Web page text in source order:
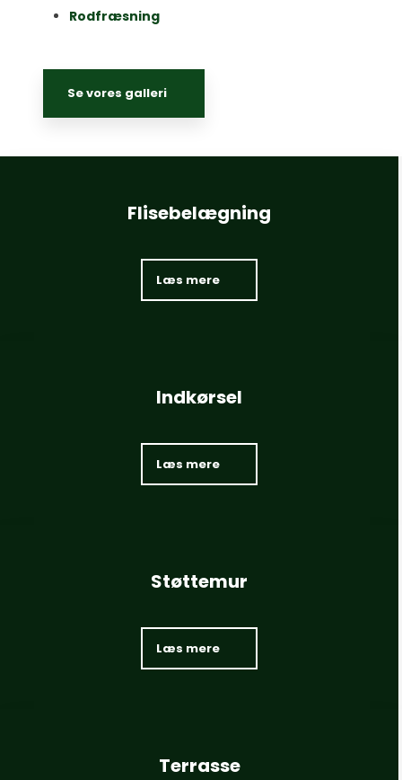
Rodfræsning
Se vores galleri
Flisebelægning
Læs mere​
Indkørsel
Læs mere​
Støttemur
Læs mere​
Terrasse